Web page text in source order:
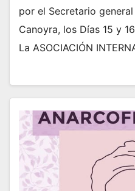
por el Secretario
Canoyra, los Días 15 y
La ASOCIACIÓN